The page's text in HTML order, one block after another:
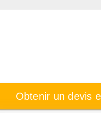
Obtenir un devis